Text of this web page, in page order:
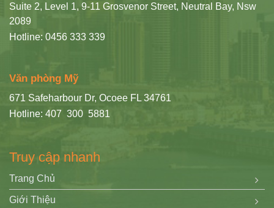
Suite 2, Level 1, 9-11 Grosvenor Street, Neutral Bay, Nsw
2089
Hotline: 0456 333 339
Văn phòng Mỹ
671 Safeharbour Dr, Ocoee FL 34761
Hotline: 407 300 5881
Truy cập nhanh
Trang Chủ
Giới Thiệu